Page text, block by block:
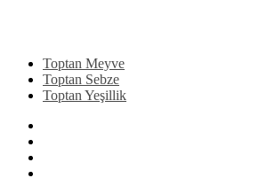
Toptan Meyve
Toptan Sebze
Toptan Yeşillik